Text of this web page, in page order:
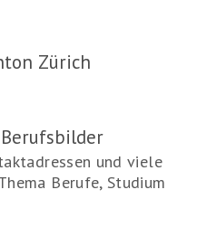
Zürich
und viele
Berufe, Studium